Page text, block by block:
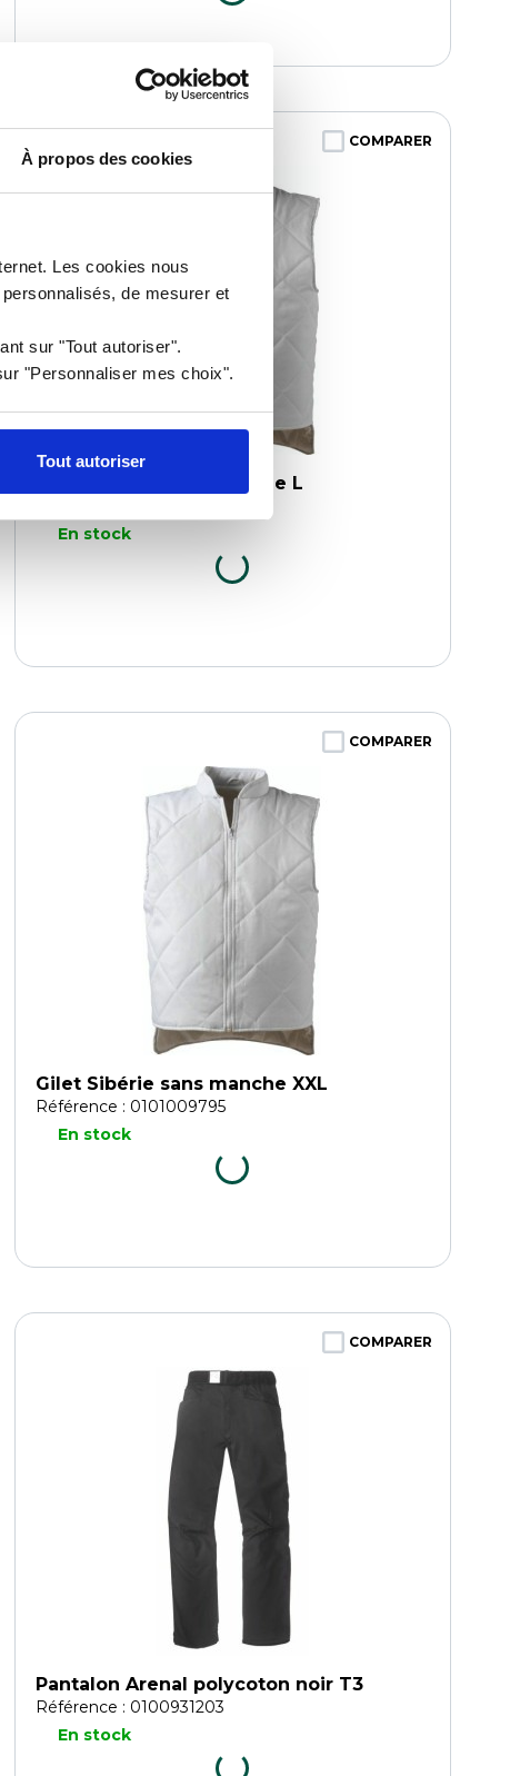
À propos des cookies
Les cookies nous
de mesurer et
sur "Tout autoriser".
"Personnaliser mes choix".
Tout autoriser
Gilet Sibérie sans manche L
En stock
COMPARER
Gilet Sibérie sans manche XXL
Référence : 0101009795
En stock
COMPARER
Pantalon Arenal polycoton noir T3
Référence : 0100931203
En stock
COMPARER